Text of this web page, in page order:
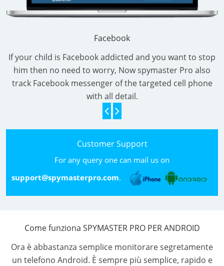
Facebook
If your child is Facebook addicted and you want to stop
him then no need to worry, Now spymaster Pro also
track Facebook messenger of the targeted cell phone
with all detail.
Customer Support
For any query one can mail us on
support@spymasterpro.com.
Come funziona SPYMASTER PRO PER ANDROID
Ora è abbastanza semplice monitorare segretamente
un telefono Android. È sempre più semplice, rapido e